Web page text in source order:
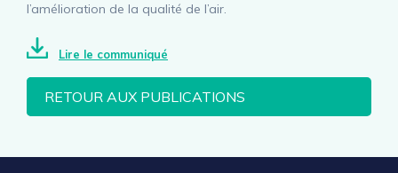
l’amélioration de la qualité de l’air.
Lire le communiqué
RETOUR AUX PUBLICATIONS